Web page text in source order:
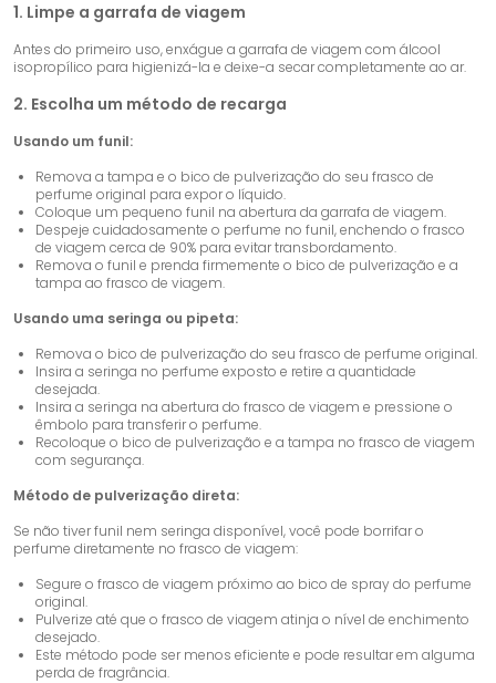
1. Limpe a garrafa de viagem
Antes do primeiro uso, enxágue a garrafa de viagem com álcool
isopropílico para higienizá-la e deixe-a secar completamente ao ar.
2. Escolha um método de recarga
Usando um funil:
Remova a tampa e o bico de pulverização do seu frasco de
perfume original para expor o líquido.
Coloque um pequeno funil na abertura da garrafa de viagem.
Despeje cuidadosamente o perfume no funil, enchendo o frasco
de viagem cerca de 90% para evitar transbordamento.
Remova o funil e prenda firmemente o bico de pulverização e a
tampa ao frasco de viagem.
Usando uma seringa ou pipeta:
Remova o bico de pulverização do seu frasco de perfume original.
Insira a seringa no perfume exposto e retire a quantidade
desejada.
Insira a seringa na abertura do frasco de viagem e pressione o
êmbolo para transferir o perfume.
Recoloque o bico de pulverização e a tampa no frasco de viagem
com segurança.
Método de pulverização direta:
Se não tiver funil nem seringa disponível, você pode borrifar o
perfume diretamente no frasco de viagem:
Segure o frasco de viagem próximo ao bico de spray do perfume
original.
Pulverize até que o frasco de viagem atinja o nível de enchimento
desejado.
Este método pode ser menos eficiente e pode resultar em alguma
perda de fragrância.